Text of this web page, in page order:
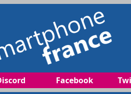
Facebook